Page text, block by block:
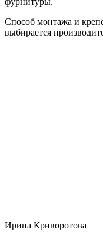
Способ монтажа и
выбирается
Ирина Криворотова